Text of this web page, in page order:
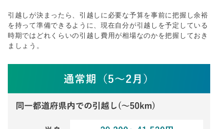
引越しが決まったら、引越しに必要な予算を事前に把握し余裕
を持って準備できるように、現在自分が引越しを予定している
時期ではどれくらいの引越し費用が相場なのかを把握しておき
ましょう。